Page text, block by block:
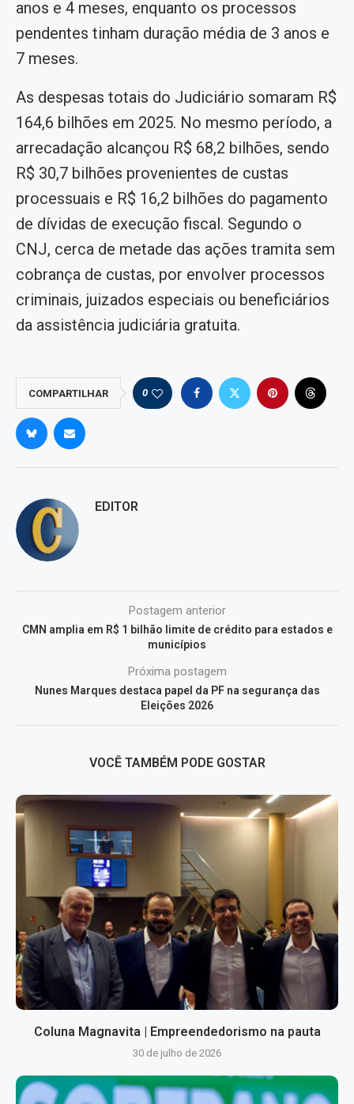
anos e 4 meses, enquanto os processos
pendentes tinham duração média de 3 anos e
7 meses.
As despesas totais do Judiciário somaram R$
164,6 bilhões em 2025. No mesmo período, a
arrecadação alcançou R$ 68,2 bilhões, sendo
R$ 30,7 bilhões provenientes de custas
processuais e R$ 16,2 bilhões do pagamento
de dívidas de execução fiscal. Segundo o
CNJ, cerca de metade das ações tramita sem
cobrança de custas, por envolver processos
criminais, juizados especiais ou beneficiários
da assistência judiciária gratuita.
COMPARTILHAR 0
EDITOR
Postagem anterior
CMN amplia em R$ 1 bilhão limite de crédito para estados e
municípios
Próxima postagem
Nunes Marques destaca papel da PF na segurança das
Eleições 2026
VOCÊ TAMBÉM PODE GOSTAR
Coluna Magnavita | Empreendedorismo na pauta
30 de julho de 2026